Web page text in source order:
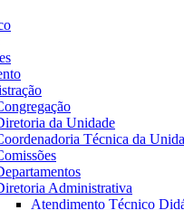
da Unidade
Técnica da
Administrativa
Atendimento Técnico